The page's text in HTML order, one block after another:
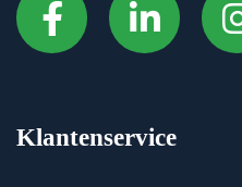
Klantenservice